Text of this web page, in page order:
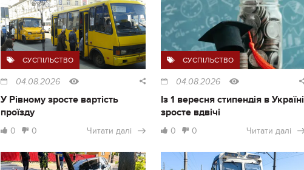
СУСПІЛЬСТВО
04.08.2026
У Рівному зросте вартість
проїзду
0 0 Читати далі
СУСПІЛЬСТВО
04.08.2026
Із 1 вересня стипендія в Україні
зросте вдвічі
0 0 Читати далі